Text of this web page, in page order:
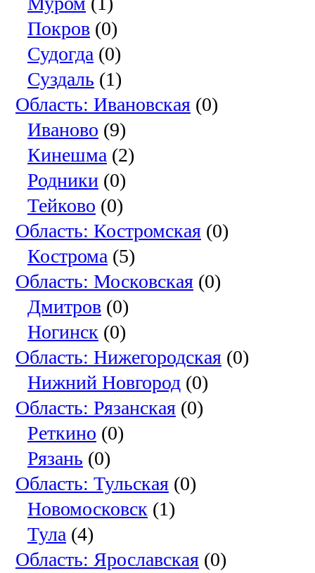
Покров (0)
Судогда (0)
Суздаль (1)
Область: Ивановская (0)
Иваново (9)
Кинешма (2)
Родники (0)
Тейково (0)
Область: Костромская (0)
Кострома (5)
Область: Московская (0)
Дмитров (0)
Ногинск (0)
Область: Нижегородская (0)
Нижний Новгород (0)
Область: Рязанская (0)
Реткино (0)
Рязань (0)
Область: Тульская (0)
Новомосковск (1)
Тула (4)
Область: Ярославская (0)